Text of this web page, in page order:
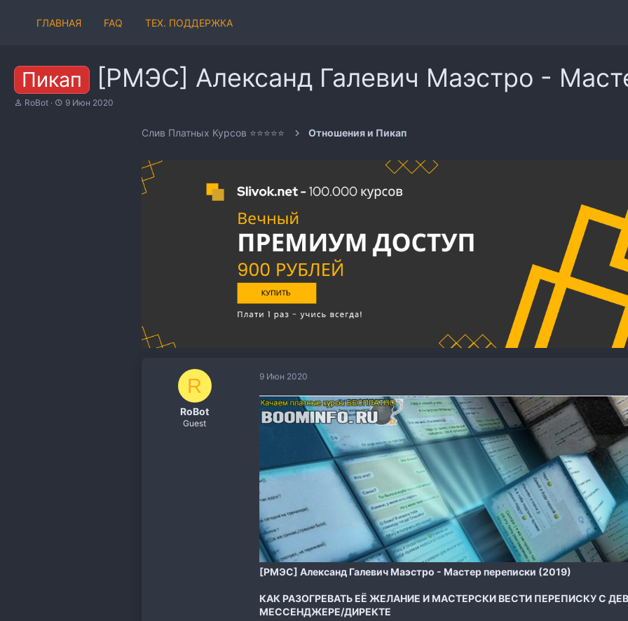
ГЛАВНАЯ FAQ ТЕХ. ПОДДЕРЖКА
Пикап [РМЭС] Александ Галевич Маэстро -
А
RoBot
Д
9 Июн 2020
Слив Платных Курсов ⭐⭐⭐⭐⭐ Отношения и Пикап
R
RoBot
Guest
9 Июн 2020
[РМЭС] Александ Галевич Маэстро - Мастер переписки (2019)
КАК РАЗОГРЕВАТЬ ЕЁ ЖЕЛАНИЕ И МАСТЕРСКИ ВЕСТИ ПЕРЕПИСКУ С
МЕССЕНДЖЕРЕ/ДИРЕКТЕ